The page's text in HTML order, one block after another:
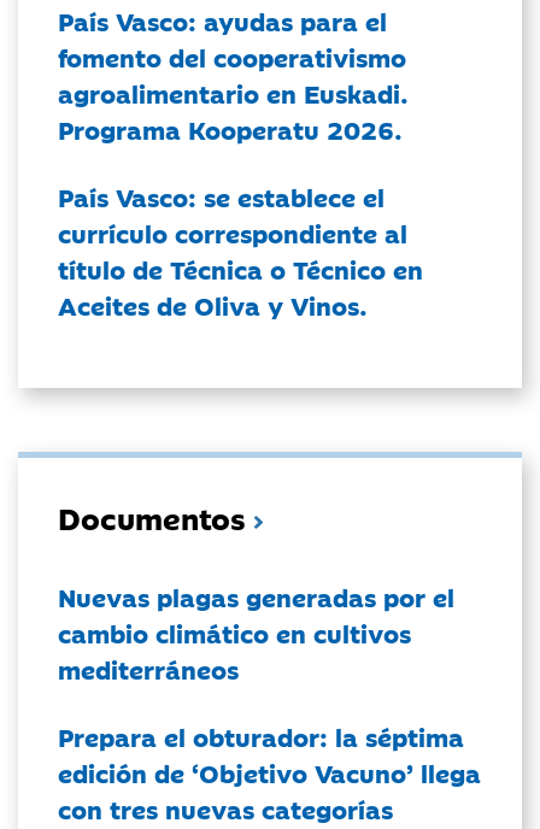
País Vasco: ayudas para el
fomento del cooperativismo
agroalimentario en Euskadi.
Programa Kooperatu 2026.
País Vasco: se establece el
currículo correspondiente al
título de Técnica o Técnico en
Aceites de Oliva y Vinos.
Documentos
Nuevas plagas generadas por el
cambio climático en cultivos
mediterráneos
Prepara el obturador: la séptima
edición de ‘Objetivo Vacuno’ llega
con tres nuevas categorías